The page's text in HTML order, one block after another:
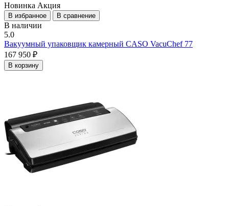
Новинка Акция
В избранное В сравнение
В наличии
5.0
Вакуумный упаковщик камерный CASO VacuChef 77
167 950 ₽
В корзину